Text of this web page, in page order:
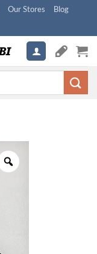
Our Stores
Blog